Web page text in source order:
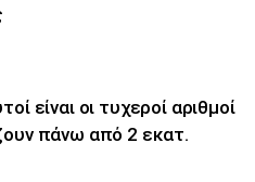
είναι οι τυχεροί αριθμοί
πάνω από 2 εκατ.